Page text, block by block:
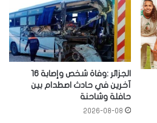
الجزائر :وفاة شخص وإصابة 16
آخرين في حادث اصطدام بين
حافلة وشاحنة
2026-08-08